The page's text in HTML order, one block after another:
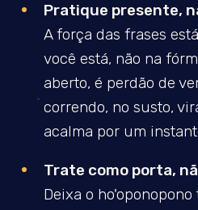
Pratique presente,
A força das frases
você está, não na
aberto, é perdão de
correndo, no susto,
acalma por um
Trate como porta,
Deixa o